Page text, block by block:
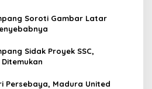
Soroti Gambar Latar
Sidak Proyek SSC,
Persebaya, Madura United